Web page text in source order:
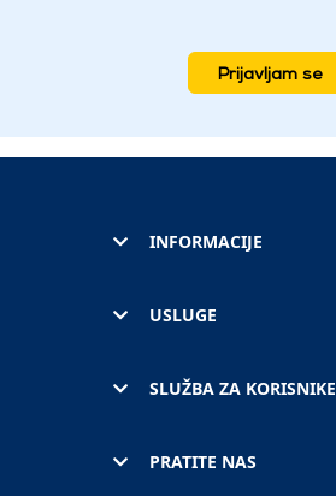
Prijavljam se
INFORMACIJE
USLUGE
SLUŽBA ZA KORISNIKE
PRATITE NAS